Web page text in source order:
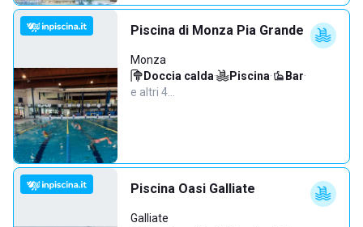
Piscina di Monza Pia Grande
Monza
Doccia calda· Piscina· Bar·
e altri 4…
Piscina Oasi Galliate
Galliate